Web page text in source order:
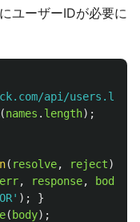
ユーザーIDが必要に
api/
(names . length);
( resolve, reject){
err, response, body
' );
}
( body);